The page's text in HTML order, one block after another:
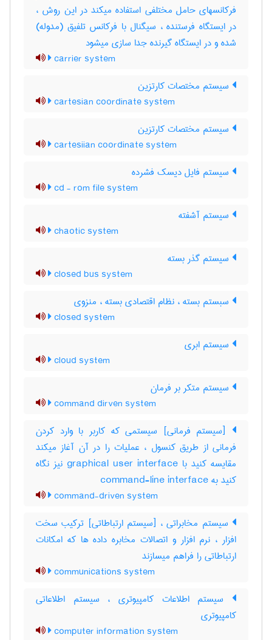
فرکانسهای حامل مختلفی استفاده میکند در این روش ،
در ایستگاه فرستنده ، سیگنال با فرکانس تلفیق (مدوله)
شده و در ایستگاه گیرنده جدا سازی میشود
carrier system
سیستم مختصات کارتزین
cartesian coordinate system
سیستم مختصات کارتزین
cartesiian coordinate system
سیستم فایل دیسک فشرده
cd - rom file system
سیستم آشفته
chaotic system
سیستم گذر بسته
closed bus system
سبستم بسته ، نظام اقتصادی بسته ، منزوی
closed system
سیستم ابری
cloud system
سیستم متکر بر فرمان
command dirven system
[سیستم فرمانی] سیستمی که کاربر با وارد کردن
فرمانی از طریق کنسول ، عملیات را در آن آغاز میکند
مقایسه کنید با ‎graphical user interface نیز نگاه
کنید به ‎ command-line interface
command-driven system
سیستم مخابراتی ، [سیستم ارتباطاتی] ترکیب سخت
افزار ، نرم افزار و اتصالات مخابره داده ها که امکانات
ارتباطاتی را فراهم میسازند
communications system
سیستم اطلاعات کامپیوتری ، سیستم اطلاعاتی
کامپیوتری
computer information system